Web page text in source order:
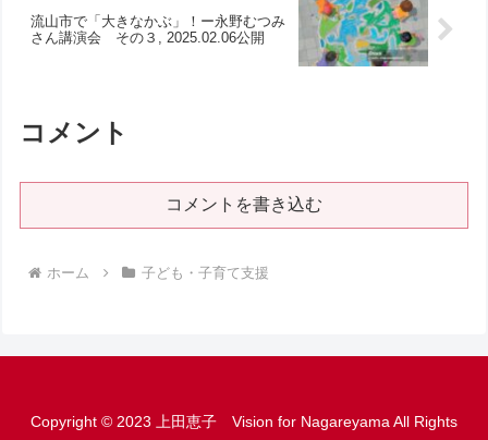
流山市で「大きなかぶ」！ー永野むつみ
さん講演会 その３, 2025.02.06公開
コメント
コメントを書き込む
ホーム 子ども・子育て支援
Copyright © 2023 上田恵子 Vision for Nagareyama All Rights